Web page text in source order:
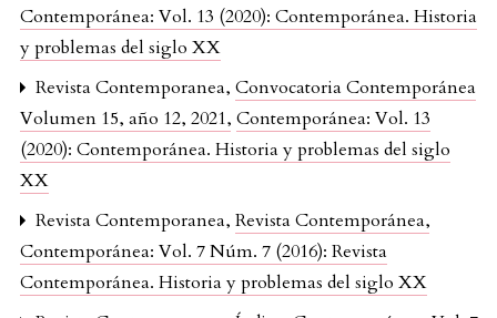
Contemporánea: Vol. 13 (2020): Contemporánea. Historia
y problemas del siglo XX
Revista Contemporanea, Convocatoria Contemporánea
Volumen 15, año 12, 2021, Contemporánea: Vol. 13
(2020): Contemporánea. Historia y problemas del siglo
XX
Revista Contemporanea, Revista Contemporánea,
Contemporánea: Vol. 7 Núm. 7 (2016): Revista
Contemporánea. Historia y problemas del siglo XX